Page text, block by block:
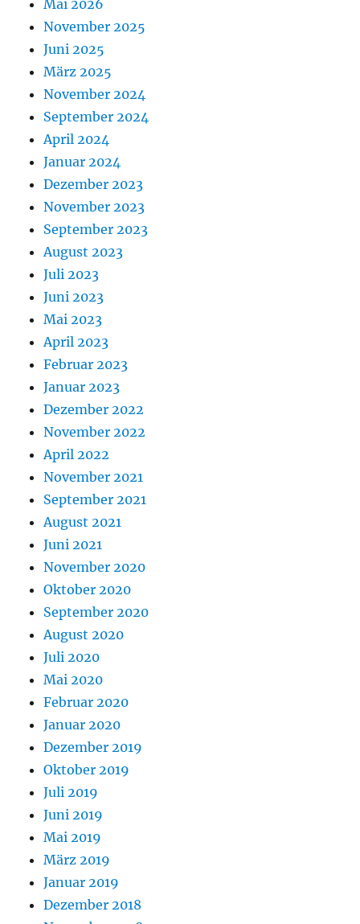
Mai 2026
November 2025
Juni 2025
März 2025
November 2024
September 2024
April 2024
Januar 2024
Dezember 2023
November 2023
September 2023
August 2023
Juli 2023
Juni 2023
Mai 2023
April 2023
Februar 2023
Januar 2023
Dezember 2022
November 2022
April 2022
November 2021
September 2021
August 2021
Juni 2021
November 2020
Oktober 2020
September 2020
August 2020
Juli 2020
Mai 2020
Februar 2020
Januar 2020
Dezember 2019
Oktober 2019
Juli 2019
Juni 2019
Mai 2019
März 2019
Januar 2019
Dezember 2018